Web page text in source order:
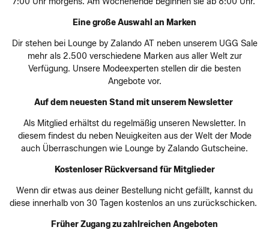
Eine große Auswahl an Marken
Dir stehen bei Lounge by Zalando AT neben unserem UGG Sale
mehr als 2.500 verschiedene Marken aus aller Welt zur
Verfügung. Unsere Modeexperten stellen dir die besten
Angebote vor.
Auf dem neuesten Stand mit unserem Newsletter
Als Mitglied erhältst du regelmäßig unseren Newsletter. In
diesem findest du neben Neuigkeiten aus der Welt der Mode
auch Überraschungen wie Lounge by Zalando Gutscheine.
Kostenloser Rückversand für Mitglieder
Wenn dir etwas aus deiner Bestellung nicht gefällt, kannst du
diese innerhalb von 30 Tagen kostenlos an uns zurückschicken.
Früher Zugang zu zahlreichen Angeboten